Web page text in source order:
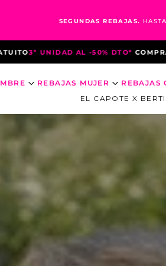
SEGUNDAS REBAJAS.
COMPRANDO 3 PRENDAS HASTA EL 10
REBAJAS MUJER REBAJAS
EL CAPOTE X